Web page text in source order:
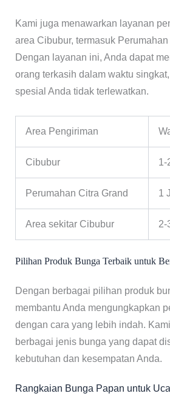
Kami juga menawarkan layanan
area Cibubur, termasuk
Dengan layanan ini, Anda dapat
orang terkasih dalam waktu
spesial Anda tidak terlewatkan.
Area Pengiriman
Cibubur 1-
Perumahan Citra Grand 1
Area sekitar Cibubur 2-
Pilihan Produk Bunga Terbaik untuk
Dengan berbagai pilihan produk
membantu Anda mengungkapkan
dengan cara yang lebih indah.
berbagai jenis bunga yang dapat
kebutuhan dan kesempatan Anda.
Rangkaian Bunga Papan untuk